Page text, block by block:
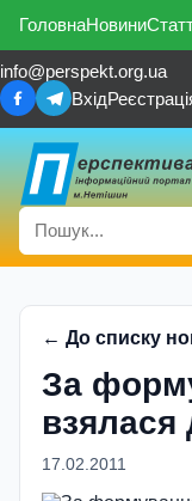
ГоловнаНовини
info@perspekt.org.ua
Вхід
← До списку
За
взялася
17.02.2011